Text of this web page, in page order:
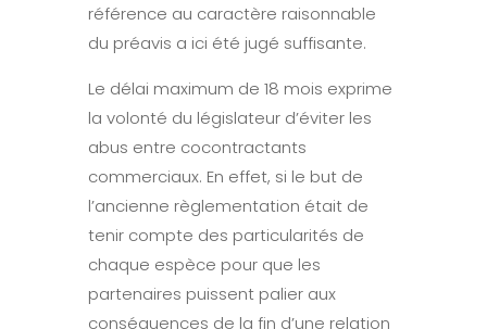
référence au caractère raisonnable
du préavis a ici été jugé suffisante.
Le délai maximum de 18 mois exprime
la volonté du législateur d’éviter les
abus entre cocontractants
commerciaux. En effet, si le but de
l’ancienne règlementation était de
tenir compte des particularités de
chaque espèce pour que les
partenaires puissent palier aux
conséquences de la fin d’une relation